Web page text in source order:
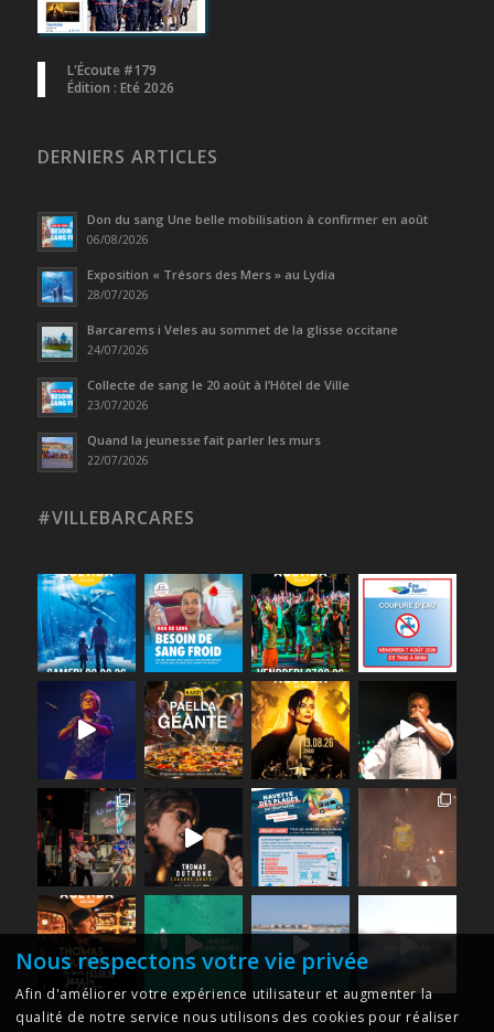
L'Écoute #179
Édition : Eté 2026
DERNIERS ARTICLES
Don du sang Une belle mobilisation à confirmer en août
06/08/2026
Exposition « Trésors des Mers » au Lydia
28/07/2026
Barcarems i Veles au sommet de la glisse occitane
24/07/2026
Collecte de sang le 20 août à l’Hôtel de Ville
23/07/2026
Quand la jeunesse fait parler les murs
22/07/2026
#VILLEBARCARES
Nous respectons votre vie privée
Afin d'améliorer votre expérience utilisateur et augmenter la
qualité de notre service nous utilisons des cookies pour réaliser